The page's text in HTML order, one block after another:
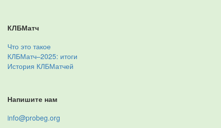
КЛБМатч
Что это такое
КЛБМатч–2025: итоги
История КЛБМатчей
Напишите нам
info@probeg.org